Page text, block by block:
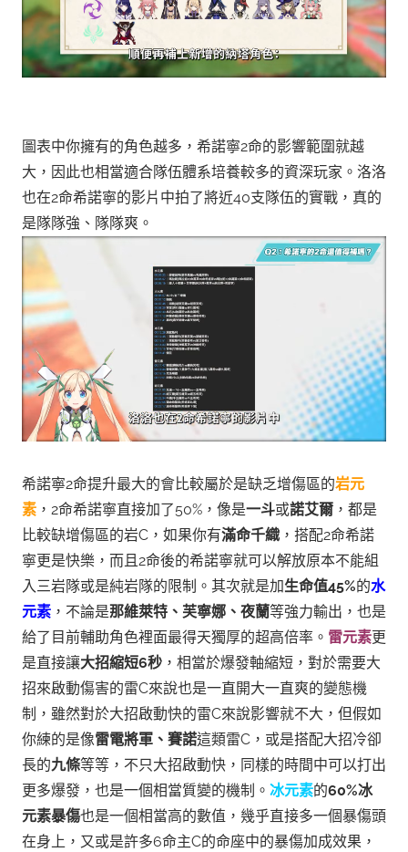
圖表中你擁有的角色越多，希諾寧2命的影響範圍就越
大，因此也相當適合隊伍體系培養較多的資深玩家。洛洛
也在2命希諾寧的影片中拍了將近40支隊伍的實戰，真的
是隊隊強、隊隊爽。
希諾寧2命提升最大的會比較屬於是缺乏增傷區的岩元
素 ，2命希諾寧直接加了50%，像是一斗或諾艾爾 ，都是
比較缺增傷區的岩C，如果你有滿命千織 ，搭配2命希諾
寧更是快樂，而且2命後的希諾寧就可以解放原本不能組
入三岩隊或是純岩隊的限制。 其次就是加生命值45%的水
元素 ，不論是那維萊特、芙寧娜、夜蘭等強力輸出，也是
給了目前輔助角色裡面最得天獨厚的超高倍率。 雷元素更
是直接讓大招縮短6秒 ，相當於爆發軸縮短，對於需要大
招來啟動傷害的雷C來說也是一直開大一直爽的變態機
制，雖然對於大招啟動快的雷C來說影響就不大，但假如
你練的是像雷電將軍、賽諾這類雷C，或是搭配大招冷卻
長的九條等等，不只大招啟動快，同樣的時間中可以打出
更多爆發，也是一個相當質變的機制。 冰元素的60%冰
元素暴傷也是一個相當高的數值，幾乎直接多一個暴傷頭
在身上，又或是許多6命主C的命座中的暴傷加成效果，